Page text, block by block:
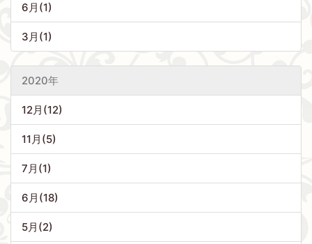
6月(1)
3月(1)
2020年
12月(12)
11月(5)
7月(1)
6月(18)
5月(2)